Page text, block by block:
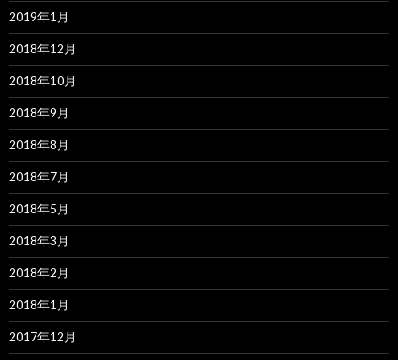
2019年1月
2018年12月
2018年10月
2018年9月
2018年8月
2018年7月
2018年5月
2018年3月
2018年2月
2018年1月
2017年12月